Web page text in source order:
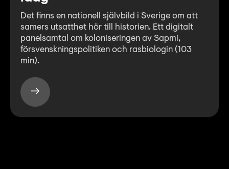
Det finns en nationell självbild i Sverige om att
samers utsatthet hör till historien. Ett digitalt
panelsamtal om koloniseringen av Sapmi,
försvenskningspolitiken och rasbiologin (103
min).